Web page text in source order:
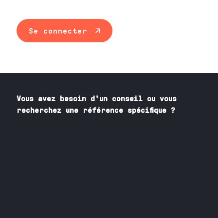
Se connecter
Vous avez besoin d'un conseil ou vous
recherchez une référence spécifique ?